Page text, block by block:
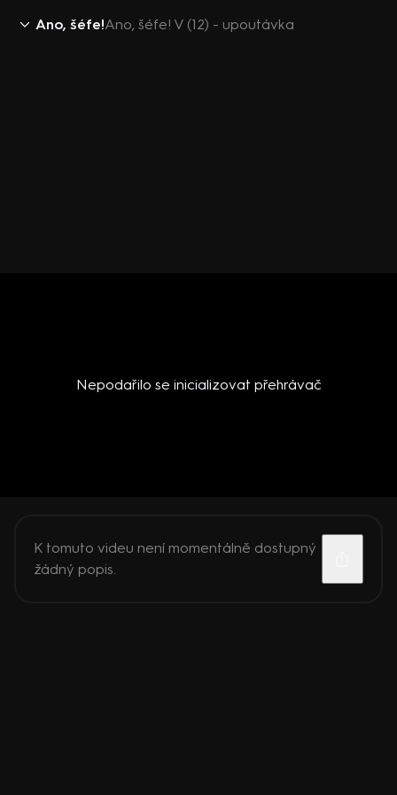
Ano, šéfe!Ano, šéfe! V (12) - upoutávka
Nepodařilo se inicializovat přehrávač
K tomuto videu není momentálně dostupný
žádný popis.